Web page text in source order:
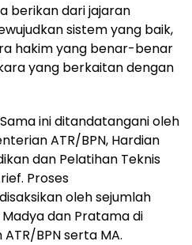
berikan dari jajaran
sistem yang baik,
hakim yang benar-benar
yang berkaitan dengan
ini ditandatangani oleh
ATR/BPN, Hardian
dan Pelatihan Teknis
Proses
oleh sejumlah
dan Pratama di
BPN serta MA.